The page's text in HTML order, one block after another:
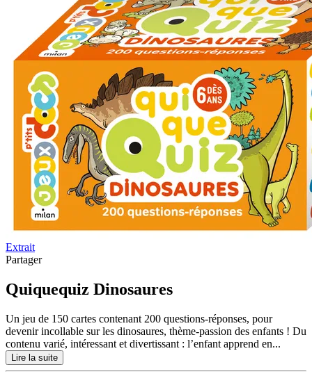
Extrait
Partager
Quiquequiz Dinosaures
Un jeu de 150 cartes contenant 200 questions-réponses, pour
devenir incollable sur les dinosaures, thème-passion des enfants ! Du
contenu varié, intéressant et divertissant : l’enfant apprend en...
Lire la suite